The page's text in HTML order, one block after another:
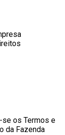
os Termos e
da Fazenda